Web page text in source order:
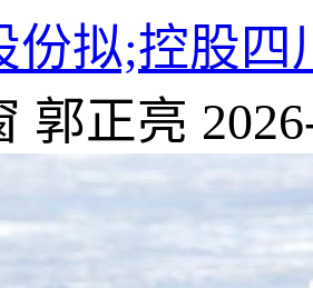
份拟;控股四
郭正亮